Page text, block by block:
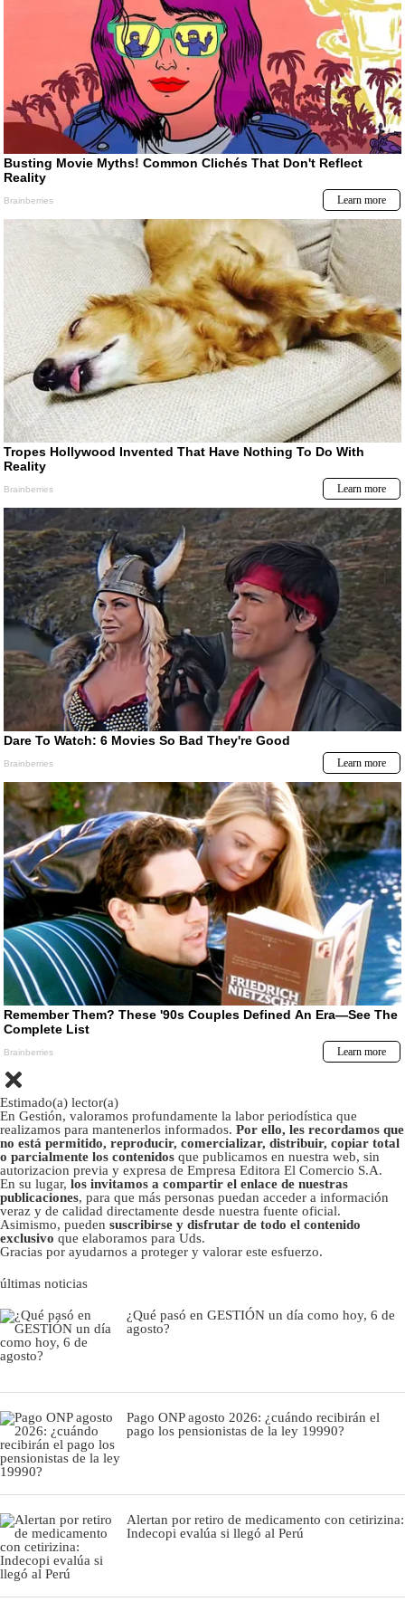
Estimado(a) lector(a)
En Gestión, valoramos profundamente la labor periodística que
realizamos para mantenerlos informados. Por ello, les recordamos que
no está permitido, reproducir, comercializar, distribuir, copiar total
o parcialmente los contenidos que publicamos en nuestra web, sin
autorizacion previa y expresa de Empresa Editora El Comercio S.A.
En su lugar, los invitamos a compartir el enlace de nuestras
publicaciones, para que más personas puedan acceder a información
veraz y de calidad directamente desde nuestra fuente oficial.
Asimismo, pueden suscribirse y disfrutar de todo el contenido
exclusivo que elaboramos para Uds.
Gracias por ayudarnos a proteger y valorar este esfuerzo.
últimas noticias
¿Qué pasó en GESTIÓN un día como hoy, 6 de
agosto?
Pago ONP agosto 2026: ¿cuándo recibirán el
pago los pensionistas de la ley 19990?
Alertan por retiro de medicamento con cetirizina:
Indecopi evalúa si llegó al Perú